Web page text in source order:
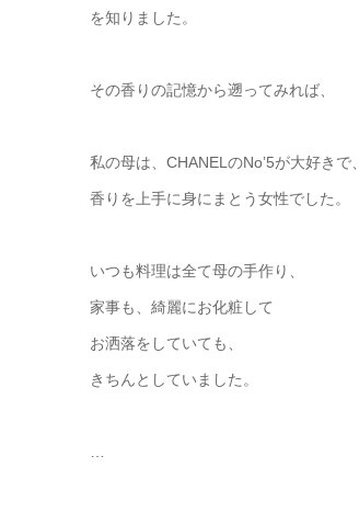
を知りました。
その香りの記憶から遡ってみれば、
私の母は、CHANELのNo’5が大好きで、
香りを上手に身にまとう女性でした。
いつも料理は全て母の手作り、
家事も、綺麗にお化粧して
お洒落をしていても、
きちんとしていました。